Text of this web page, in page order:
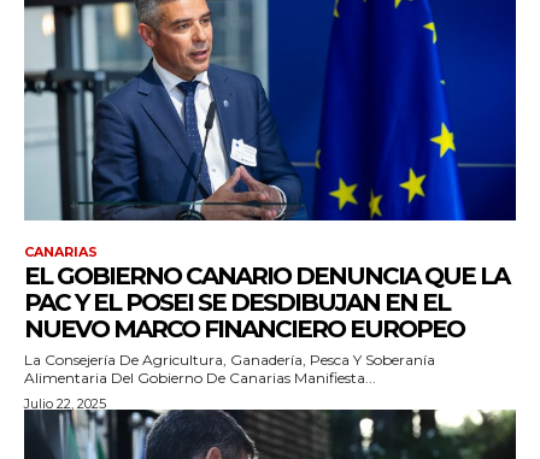
CANARIAS
EL GOBIERNO CANARIO DENUNCIA QUE LA
PAC Y EL POSEI SE DESDIBUJAN EN EL
NUEVO MARCO FINANCIERO EUROPEO
La Consejería De Agricultura, Ganadería, Pesca Y Soberanía
Alimentaria Del Gobierno De Canarias Manifiesta...
Julio 22, 2025